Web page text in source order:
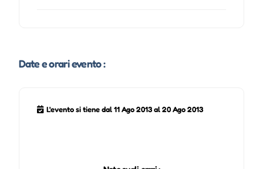
Date e orari evento :
L'evento si tiene dal 11 Ago 2013 al 20 Ago 2013